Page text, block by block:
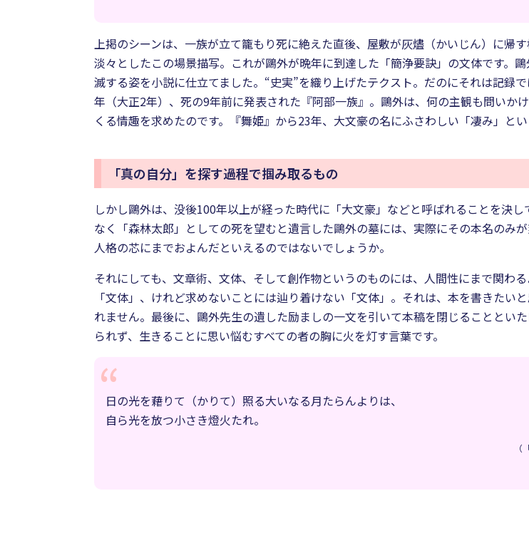
上掲のシーンは、一族が立て籠もり死に絶えた直後、屋敷が灰燼（かいじん）に帰
淡々としたこの場景描写。これが鷗外が晩年に到達した「簡浄要訣」の文体です。
滅する姿を小説に仕立てました。“史実”を織り上げたテクスト。だのにそれは記録
年（大正2年）、死の9年前に発表された『阿部一族』。鷗外は、何の主観も問いか
くる情趣を求めたのです。『舞姫』から23年、大文豪の名にふさわしい「凄み」とい
「真の自分」を探す過程で掴み取るもの
しかし鷗外は、没後100年以上が経った時代に「大文豪」などと呼ばれることを決
なく「森林太郎」としての死を望むと遺言した鷗外の墓には、実際にその本名のみ
人格の芯にまでおよんだといえるのではないでしょうか。
それにしても、文章術、文体、そして創作物というのものには、人間性にまで関わ
「文体」、けれど求めないことには辿り着けない「文体」。それは、本を書きた
れません。最後に、鷗外先生の遺した励ましの一文を引いて本稿を閉じることとい
られず、生きることに思い悩むすべての者の胸に火を灯す言葉です。
日の光を藉りて（かりて）照る大いなる月たらんよりは、
自ら光を放つ小さき燈火たれ。